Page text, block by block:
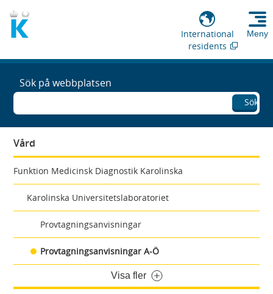
International
residents
Meny
Sök på webbplatsen
Sök
Vård
Funktion Medicinsk Diagnostik Karolinska
Karolinska Universitetslaboratoriet
Provtagningsanvisningar
Provtagningsanvisningar A-Ö
Visa fler